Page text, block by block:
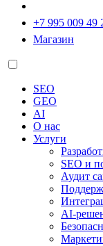
+7 995 009 49
Магазин
SEO
GEO
AI
О нас
Услуги
SEO и
Аудит
AI-